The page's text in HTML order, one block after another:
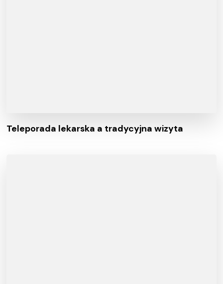
Teleporada lekarska a tradycyjna wizyta